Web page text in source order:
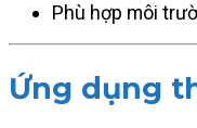
Phù hợp môi
Ứng dụng